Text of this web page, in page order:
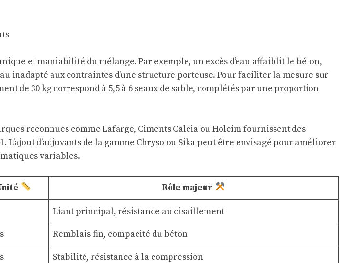
et maniabilité du mélange. Par exemple, un excès d’eau affaiblit le béton,
inadapté aux contraintes d’une structure porteuse. Pour faciliter la mesure sur
de 30 kg correspond à 5,5 à 6 seaux de sable, complétés par une proportion
reconnues comme Lafarge, Ciments Calcia ou Holcimfournissent des
d’adjuvants de la gamme Chryso ou Sikapeut être envisagé pour améliorer
variables.
Rôle majeur
Liant principal, résistance au cisaillement
Remblais fin, compacité du béton
Stabilité, résistance à la compression